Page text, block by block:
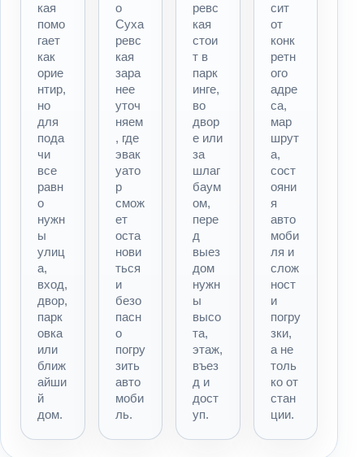
кая
помо
гает
как
орие
нтир,
но
для
пода
чи
все
равн
о
нужн
ы
улиц
а,
вход,
двор,
парк
овка
или
ближ
айши
й
дом.
о
Суха
ревс
кая
зара
нее
уточ
няем
, где
эвак
уато
р
смож
ет
оста
нови
ться
и
безо
пасн
о
погру
зить
авто
моби
ль.
ревс
кая
стои
т в
парк
инге,
во
двор
е или
за
шлаг
баум
ом,
пере
д
выез
дом
нужн
ы
высо
та,
этаж,
въез
д и
дост
уп.
сит
от
конк
ретн
ого
адре
са,
мар
шрут
а,
сост
ояни
я
авто
моби
ля и
слож
ност
и
погру
зки,
а не
толь
ко от
стан
ции.